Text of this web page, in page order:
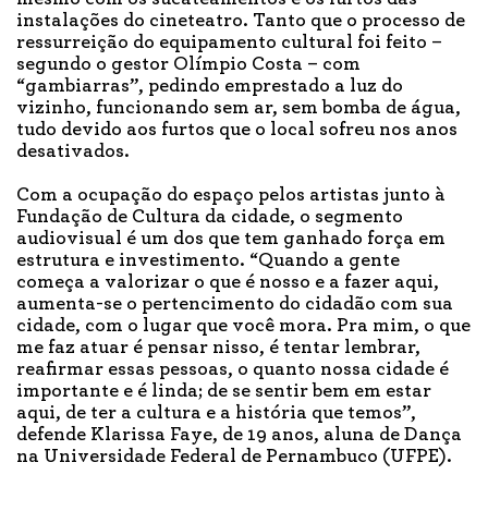
instalações do cineteatro. Tanto que o processo de
ressurreição do equipamento cultural foi feito –
segundo o gestor Olímpio Costa – com
“gambiarras”, pedindo emprestado a luz do
vizinho, funcionando sem ar, sem bomba de água,
tudo devido aos furtos que o local sofreu nos anos
desativados.
Com a ocupação do espaço pelos artistas junto à
Fundação de Cultura da cidade, o segmento
audiovisual é um dos que tem ganhado força em
estrutura e investimento. “Quando a gente
começa a valorizar o que é nosso e a fazer aqui,
aumenta-se o pertencimento do cidadão com sua
cidade, com o lugar que você mora. Pra mim, o que
me faz atuar é pensar nisso, é tentar lembrar,
reafirmar essas pessoas, o quanto nossa cidade é
importante e é linda; de se sentir bem em estar
aqui, de ter a cultura e a história que temos”,
defende Klarissa Faye, de 19 anos, aluna de Dança
na Universidade Federal de Pernambuco (UFPE).